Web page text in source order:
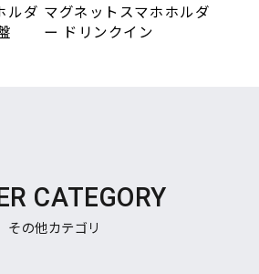
ルダ マグネットスマホホルダ
ー ドリンクイン
CATEGORY
その他カテゴリ